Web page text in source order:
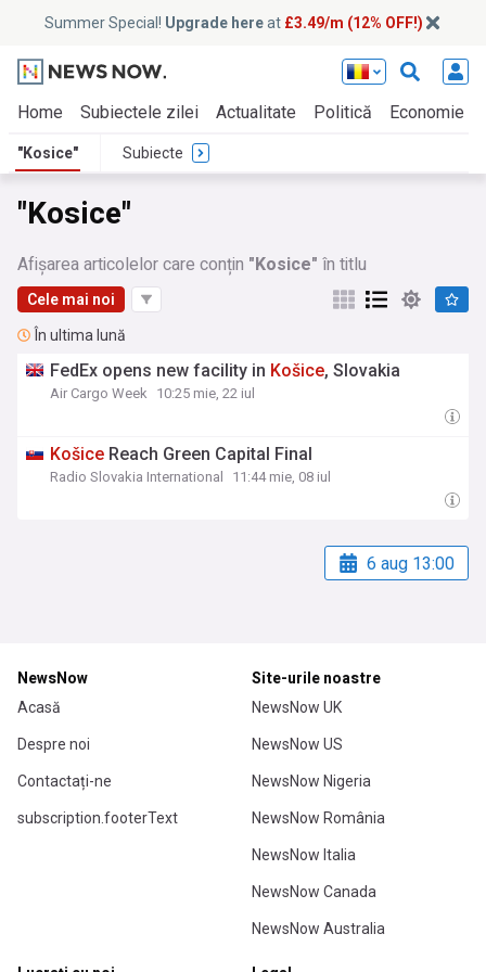
Summer Special! Upgrade hereat £3.49/m (12% OFF!)
Home Subiectele zilei Actualitate Politică Economie
"Kosice" Subiecte
"Kosice"
Afișarea articolelor care conțin "Kosice" în titlu
Cele mai noi
În ultima lună
FedEx opens new facility in Košice, Slovakia
Air Cargo Week 10:25 mie, 22 iul
Košice Reach Green Capital Final
Radio Slovakia International 11:44 mie, 08 iul
6 aug 13:00
NewsNow
Acasă
Despre noi
Contactați-ne
subscription.footerText
Site-urile noastre
NewsNow UK
NewsNow US
NewsNow Nigeria
NewsNow România
NewsNow Italia
NewsNow Canada
NewsNow Australia